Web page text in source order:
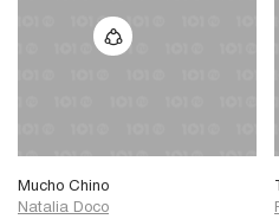
Mucho Chino
Natalia Doco